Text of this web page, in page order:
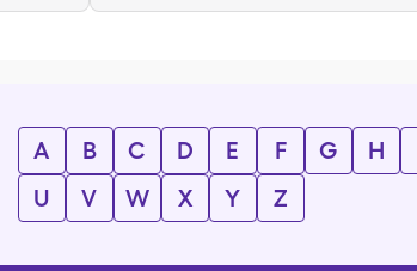
A B C D E F G H
U
V W X Y Z